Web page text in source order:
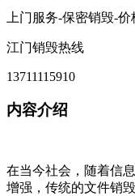
上门服务-保密销毁-价
江门销毁热线
13711115910
内容介绍
在当今社会，随着信
增强，传统的文件销